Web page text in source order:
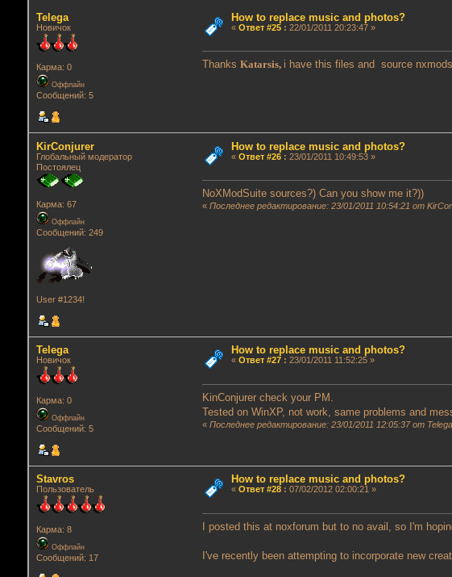
Telega
Новичок
Карма: 0
Оффлайн
Сообщений: 5
How to replace music and photos?
« Ответ #25: 22/01/2011 20:23:47 »
ThanksKatarsis, i have this files and source
KirConjurer
Глобальный модератор
Постоялец
Карма: 67
Оффлайн
Сообщений: 249
User #1234!
How to replace music and photos?
« Ответ #26: 23/01/2011 10:49:53 »
NoXModSuite sources?) Can you show me it?))
«Последнее редактирование: 23/01/2011 10:54:21 от
Telega
Новичок
Карма: 0
Оффлайн
Сообщений: 5
How to replace music and photos?
« Ответ #27: 23/01/2011 11:52:25 »
KinConjurer check your PM.
Tested on WinXP, not work, same problems and
«Последнее редактирование: 23/01/2011 12:05:37 от Telega
Stavros
Пользователь
Карма: 8
Оффлайн
Сообщений: 17
How to replace music and photos?
« Ответ #28: 07/02/2012 02:00:21 »
I posted this at noxforum but to no avail, so I'm
I've recently been attempting to incorporate new